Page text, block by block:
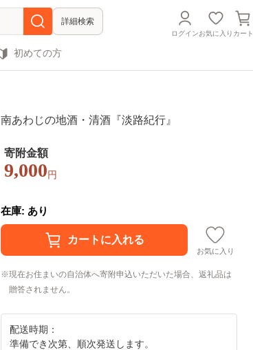
詳細検索
ログインお気に入り カート
初めての方
南あわじの地酒・清酒『淡路紀行』
寄附金額
9,000 円
在庫: あり
お気に入り
現在お住まいの自治体へ寄附申込いただいた場合、返礼品は
贈答されません。
配送時期：
準備でき次第、順次発送します。